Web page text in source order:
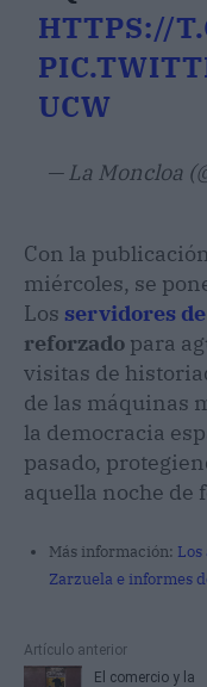
HTTPS://
UCW
— La Moncloa
Con la
miércoles, se
Los servidores
reforzado para
visitas de
de las máquinas
la democracia
pasado,
aquella noche de
Más información:
Zarzuela e informes
Artículo anterior
El comercio y la